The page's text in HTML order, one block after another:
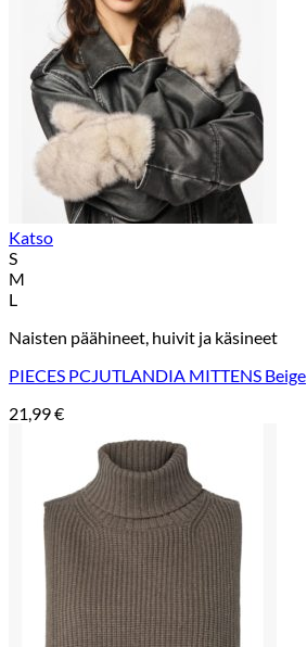
Katso
S
M
L
Naisten päähineet, huivit ja käsineet
PIECES PCJUTLANDIA MITTENS Beige
21,99€